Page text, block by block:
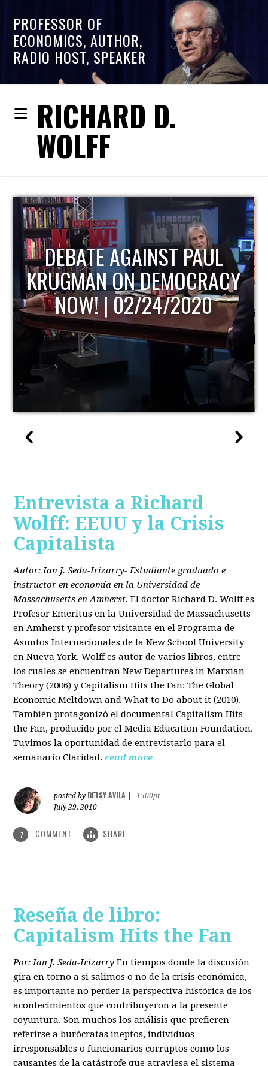
PROFESSOR OF
ECONOMICS, AUTHOR,
RADIO HOST, SPEAKER
RICHARD D.
WOLFF
DEBATE AGAINST PAUL
KRUGMAN ON DEMOCRACY
NOW! | 02/24/2020
Entrevista a Richard
Wolff: EEUU y la Crisis
Capitalista
Autor: Ian J. Seda-Irizarry- Estudiante graduado e
instructor en economía en la Universidad de
Massachusetts en Amherst. El doctor Richard D. Wolff es
Profesor Emeritus en la Universidad de Massachusetts
en Amherst y profesor visitante en el Programa de
Asuntos Internacionales de la New School University
en Nueva York. Wolff es autor de varios libros, entre
los cuales se encuentran New Departures in Marxian
Theory (2006) y Capitalism Hits the Fan: The Global
Economic Meltdown and What to Do about it (2010).
También protagonizó el documental Capitalism Hits
the Fan, producido por el Media Education Foundation.
Tuvimos la oportunidad de entrevistarlo para el
semanario Claridad. read more
posted by BETSY AVILA
1500pt
July 29, 2010
1 COMMENT SHARE
Reseña de libro:
Capitalism Hits the Fan
Por: Ian J. Seda-Irizarry En tiempos donde la discusión
gira en torno a si salimos o no de la crisis económica,
es importante no perder la perspectiva histórica de los
acontecimientos que contribuyeron a la presente
coyuntura. Son muchos los análisis que prefieren
referirse a burócratas ineptos, individuos
irresponsables o funcionarios corruptos como los
causantes de la catástrofe que atraviesa el sistema